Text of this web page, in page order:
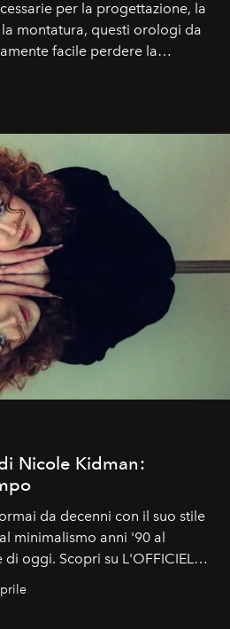
per la progettazione, la
montatura, questi orologi da
facile perdere la
Nicole Kidman:
da decenni con il suo stile
minimalismo anni '90 al
oggi. Scopri su L'OFFICIEL